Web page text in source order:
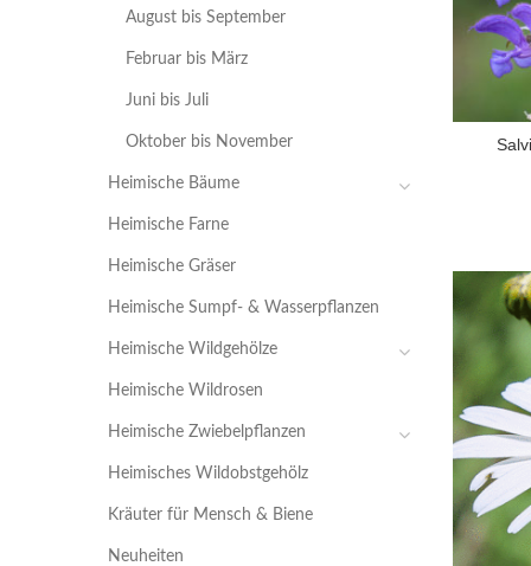
August bis September
Februar bis März
Juni bis Juli
Oktober bis November
Heimische Bäume
Heimische Farne
Heimische Gräser
Heimische Sumpf- & Wasserpflanzen
Heimische Wildgehölze
Heimische Wildrosen
Heimische Zwiebelpflanzen
Heimisches Wildobstgehölz
Kräuter für Mensch & Biene
Neuheiten